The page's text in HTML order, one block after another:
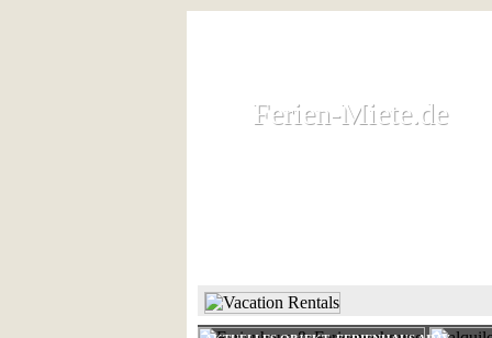
Ferien-Miete.de
Ferien-Miete.de